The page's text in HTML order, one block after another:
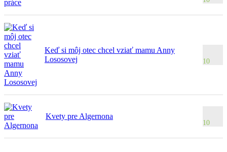
Keď si môj otec chcel vziať mamu Anny
Lososovej
10
Kvety pre Algernona
10